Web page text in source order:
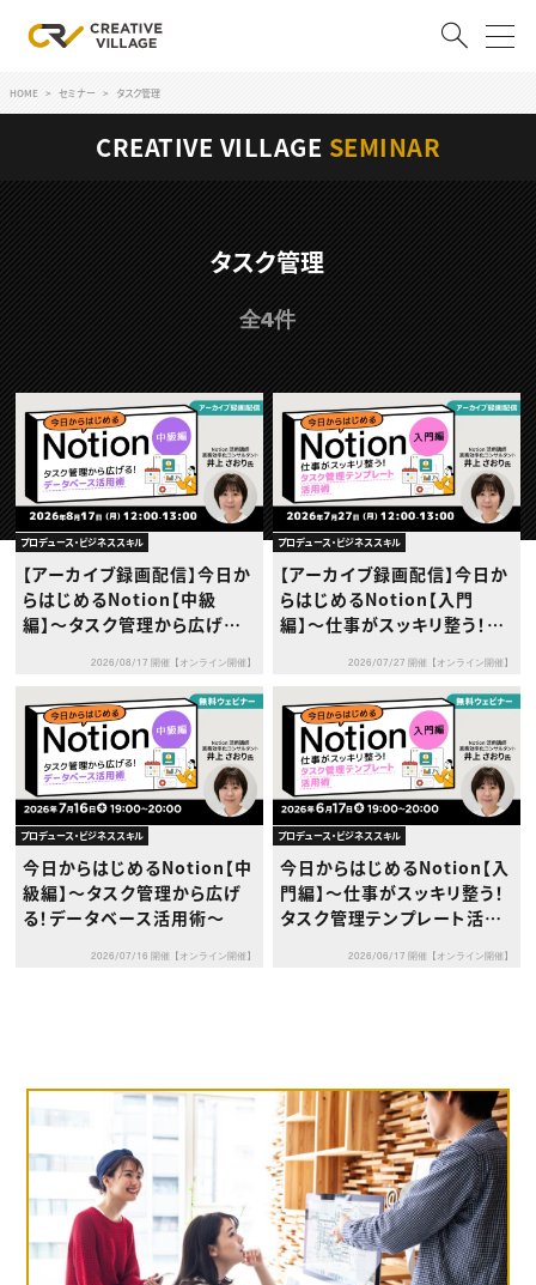
ログイン 会員登録
RECRUIT
クリエイター求人を探す
CREATIVE JOB求人検索
特集求人
採用説明会
転職支援サービス
CONTENTS
スキルアップしたい！
スキルアップしたい！ トップ
デザイン
プログラミング
動画配信・映像制作
編集・ライティング
マーケティング
ディレクション
業界解説・キャリア事情
お役立ち基礎知識
TOP Creator’s コラム
TOP Creator’s コラム トップ
Webクリエイター
アプリクリエイター
ゲームクリエイター
映像クリエイター
マーケッター
クリエイターインタビュー
C＆R Magazine
セミナー
ニュース・トレンド
ニュース・トレンド トップ
Web
映像
ゲーム・エンタメ
広告
出版
CREATIVE VILLAGEからのお知らせ
プロフェッショナル×つながる×メディア
HOME セミナー タスク管理
CREATIVE VILLAGE SEMINAR
タスク管理
全4件
プロデュース・ビジネススキル
【アーカイブ録画配信】今日か
らはじめるNotion【中級
編】〜タスク管理から広げる！
2026/08/17 開催【オンライン開催】
プロデュース・ビジネススキル
【アーカイブ録画配信】今日か
らはじめるNotion【入門
編】〜仕事がスッキリ整う！タ
2026/07/27 開催【オンライン開催】
プロデュース・ビジネススキル
今日からはじめるNotion【中
級編】〜タスク管理から広げ
る！データベース活用術〜
2026/07/16 開催【オンライン開催】
プロデュース・ビジネススキル
今日からはじめるNotion【入
門編】〜仕事がスッキリ整う！
タスク管理テンプレート活用
2026/06/17 開催【オンライン開催】